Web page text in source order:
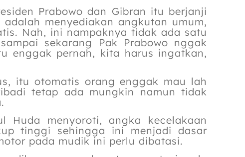
Prabowo dan Gibran itu berjanji
menyediakan angkutan umum,
Nah, ini nampaknya tidak ada satu
sekarang Pak Prabowo nggak
enggak pernah, kita harus ingatkan,
itu otomatis orang enggak mau lah
tetap ada mungkin namun tidak
Huda menyoroti, angka kecelakaan
tinggi sehingga ini menjadi dasar
pada mudik ini perlu dibatasi.